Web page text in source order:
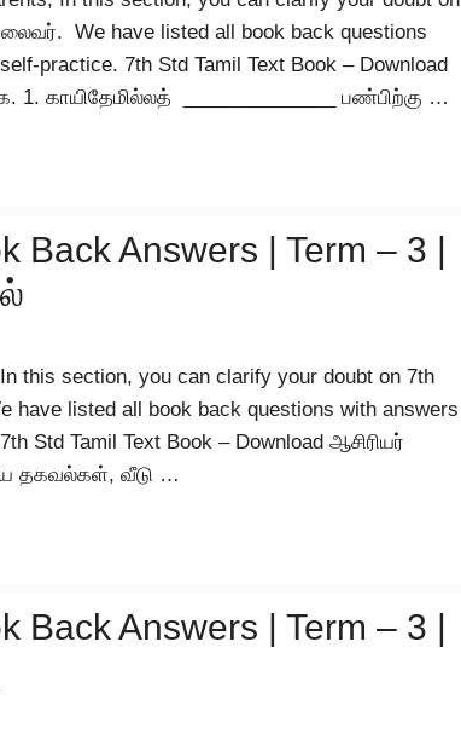
We have listed all book back questions
practice. 7th Std Tamil Text Book – Download
1. காயிதேமில்லத் ______________ பண்பிற்கு …
Back Answers | Term – 3 |
section, you can clarify your doubt on 7th
listed all book back questions with answers
Std Tamil Text Book – Download ஆசிரியர்
தகவல்கள், வீடு …
Back Answers | Term – 3 |